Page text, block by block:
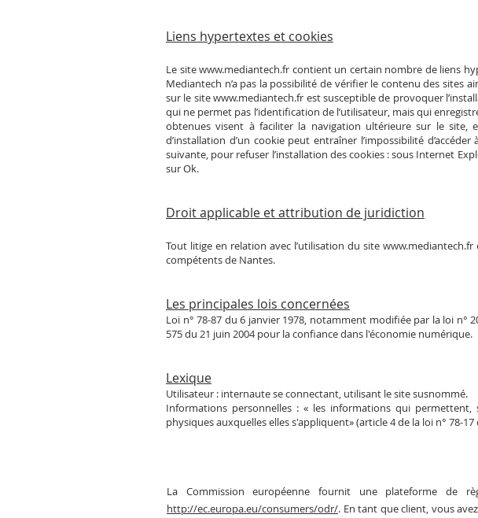
Liens hypertextes et cookies
Le sitewww.mediantech.fr contient un certain nombre de liens
Mediantech n’a pas la possibilité de vérifier le contenu des sites
sur le sitewww.mediantech.fr est susceptible de provoquer
qui ne permet pas l’identification de l’utilisateur, mais qui
obtenues visent à faciliter la navigation ultérieure sur le site,
d’installation d’un cookie peut entraîner l’impossibilité
suivante, pour refuser l’installation des cookies : sous Internet
sur Ok.
Droit applicable et attribution de juridiction
Tout litige en relation avec l’utilisation du sitewww.mediantech.fr
compétents de Nantes.
Les principales lois concernées
Loi n° 78-87 du 6 janvier 1978, notamment modifiée par la loi n°
575 du 21 juin 2004 pour la confiance dans l'économie numérique.
Lexique
Utilisateur : internaute se connectant, utilisant le site susnommé.
Informations personnelles : « les informations qui
physiques auxquelles elles s'appliquent» (article 4 de la loi n° 78-17
La Commission européenne fournit une plateforme de
http://ec.europa.eu/consumers/odr/. En tant que client, vous